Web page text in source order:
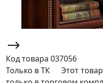
Код товара 037056
Только в ТК
Этот